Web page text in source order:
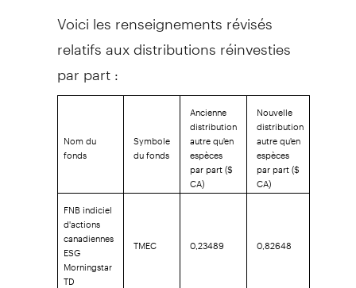
Voici les renseignements révisés
relatifs aux distributions réinvesties
par part :
Nom du
fonds
Symbole
du fonds
Ancienne
distribution
autre qu'en
espèces
par part ($
CA)
Nouvelle
distribution
autre qu'en
espèces
par part ($
CA)
FNB indiciel
d'actions
canadiennes
ESG
Morningstar
TD
TMEC 0,23489 0,82648